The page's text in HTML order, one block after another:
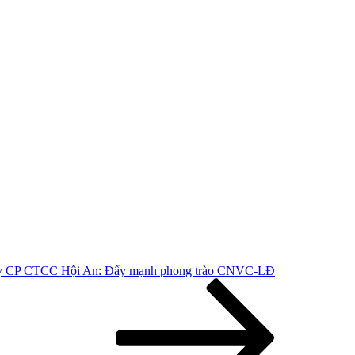
CP CTCC Hội An: Đẩy mạnh phong trào CNVC-LĐ